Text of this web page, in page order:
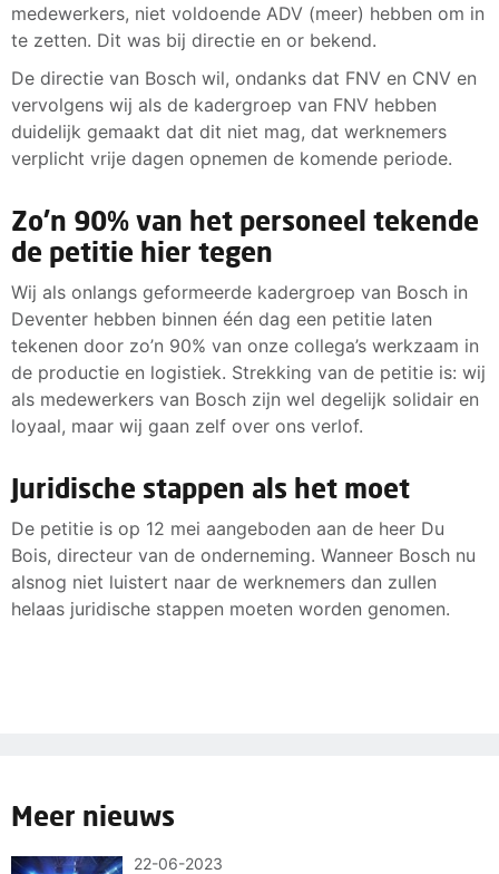
medewerkers, niet voldoende ADV (meer) hebben om in
te zetten. Dit was bij directie en or bekend.
De directie van Bosch wil, ondanks dat FNV en CNV en
vervolgens wij als de kadergroep van FNV hebben
duidelijk gemaakt dat dit niet mag, dat werknemers
verplicht vrije dagen opnemen de komende periode.
Zo'n 90% van het personeel tekende
de petitie hier tegen
Wij als onlangs geformeerde kadergroep van Bosch in
Deventer hebben binnen één dag een petitie laten
tekenen door zo’n 90% van onze collega’s werkzaam in
de productie en logistiek. Strekking van de petitie is: wij
als medewerkers van Bosch zijn wel degelijk solidair en
loyaal, maar wij gaan zelf over ons verlof.
Juridische stappen als het moet
De petitie is op 12 mei aangeboden aan de heer Du
Bois, directeur van de onderneming. Wanneer Bosch nu
alsnog niet luistert naar de werknemers dan zullen
helaas juridische stappen moeten worden genomen.
Meer nieuws
22-06-2023